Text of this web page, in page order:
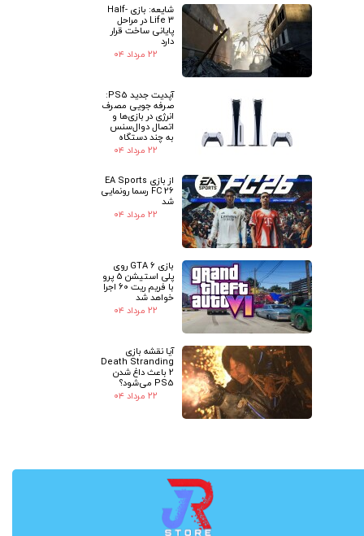
★
شایعه: بازی Half-
Life 3 در مراحل
پایانی ساخت قرار
دارد
۲۲ مرداد ۰۴
آپدیت جدید PS5:
صرفه جویی مصرف
انرژی در بازی‌ها و
اتصال دوال‌سنس
به چند دستگاه
۲۲ مرداد ۰۴
از بازی EA Sports
FC 26 رسما رونمایی
شد
۲۲ مرداد ۰۴
بازی GTA 6 روی
پلی استیشن 5 پرو
با فریم ریت 60 اجرا
خواهد شد
۲۲ مرداد ۰۴
آیا نقشه بازی
Death Stranding
2 باعث داغ شدن
PS5 می‌شود؟
۲۲ مرداد ۰۴